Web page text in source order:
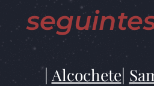
| Alcochete|